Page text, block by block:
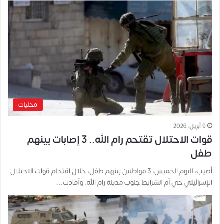
محليات
9 أبريل، 2026
قوات الاحتلال تقتحم رام الله.. 3 إصابات بينهم
طفل
أصيب، اليوم الخميس، 3 مواطنين بينهم طفل، خلال اقتحام قوات الاحتلال
الإسرائيلي حي أم الشرايط جنوب مدينة رام الله. وأفادت…